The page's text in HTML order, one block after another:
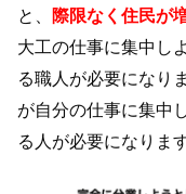
と、
際限なく住民が
大工の仕事に集中し
る職人が必要になり
が自分の仕事に集中
る人が必要になりま